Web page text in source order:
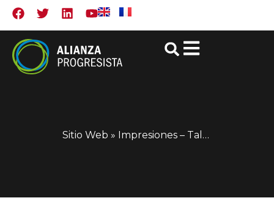
Sitio Web » Impresiones – Taller de Budapest